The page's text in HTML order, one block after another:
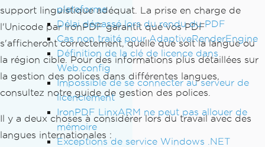
plateforme
Délai dépassé lors du rendu du PDF
Cas non traité pour AdaptiveRenderEngine
Définition de la clé de licence dans
Web.config
Impossible de se connecter au serveur de
licenciement
IronPDF LinxARM ne peut pas allouer de
mémoire
Exceptions de service Windows .NET
support linguistique adéquat. La prise en charge de
l'Unicode par IronPDF garantit que vos PDF
s'afficheront correctement, quelle que soit la langue ou
la région cible. Pour des informations plus détaillées sur
la gestion des polices dans différentes langues,
consultez notre guide de gestion des polices.
Il y a deux choses à considérer lors du travail avec des
langues internationales :